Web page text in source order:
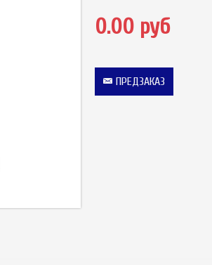
0.00 руб
ПРЕДЗАКАЗ